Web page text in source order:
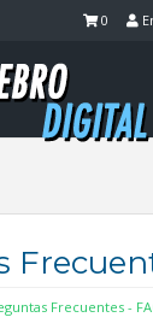
0
Frecuentes -